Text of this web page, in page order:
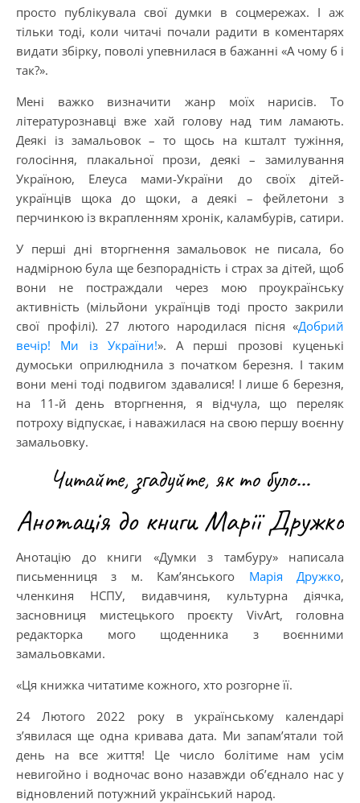
просто публікувала свої думки в соцмережах. І аж
тільки тоді, коли читачі почали радити в коментарях
видати збірку, поволі упевнилася в бажанні «А чому б і
так?».
Мені важко визначити жанр моїх нарисів. То
літературознавці вже хай голову над тим ламають.
Деякі із замальовок – то щось на кшталт тужіння,
голосіння, плакальної прози, деякі – замилування
Україною, Елеуса мами-України до своїх дітей-
українців щока до щоки, а деякі – фейлетони з
перчинкою із вкрапленням хронік, каламбурів, сатири.
У перші дні вторгнення замальовок не писала, бо
надмірною була ще безпорадність і страх за дітей, щоб
вони не постраждали через мою проукраїнську
активність (мільйони українців тоді просто закрили
свої профілі). 27 лютого народилася пісня «Добрий
вечір! Ми із України!». А перші прозові куценькі
думоськи оприлюднила з початком березня. І таким
вони мені тоді подвигом здавалися! І лише 6 березня,
на 11-й день вторгнення, я відчула, що переляк
потроху відпускає, і наважилася на свою першу воєнну
замальовку.
Читайте, згадуйте, як то було…
Анотація до книги Марії Дружко
Анотацію до книги «Думки з тамбуру» написала
письменниця з м. Кам’янського Марія Дружко,
членкиня НСПУ, видавчиня, культурна діячка,
засновниця мистецького проєкту VivArt, головна
редакторка мого щоденника з воєнними
замальовками.
«Ця книжка читатиме кожного, хто розгорне її.
24 Лютого 2022 року в українському календарі
з’явилася ще одна кривава дата. Ми запам’ятали той
день на все життя! Це число болітиме нам усім
невигойно і водночас воно назавжди об’єднало нас у
відновлений потужний український народ.